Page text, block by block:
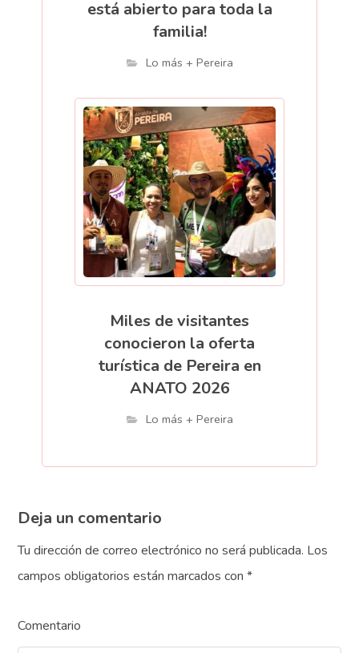
está abierto para toda la
familia!
Lo más + Pereira
Miles de visitantes
conocieron la oferta
turística de Pereira en
ANATO 2026
Lo más + Pereira
Deja un comentario
Tu dirección de correo electrónico no será publicada. Los
campos obligatorios están marcados con*
Comentario